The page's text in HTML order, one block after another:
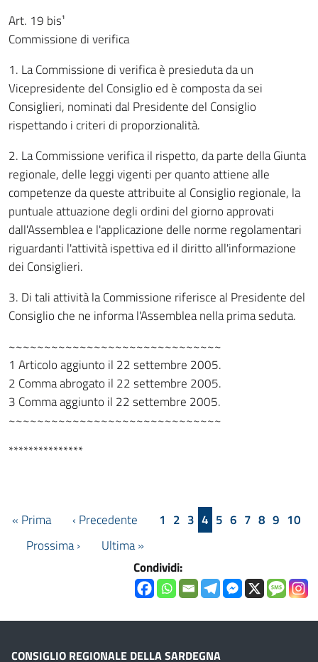
Art. 19 bis¹
Commissione di verifica
1. La Commissione di verifica è presieduta da un
Vicepresidente del Consiglio ed è composta da sei
Consiglieri, nominati dal Presidente del Consiglio
rispettando i criteri di proporzionalità.
2. La Commissione verifica il rispetto, da parte della Giunta
regionale, delle leggi vigenti per quanto attiene alle
competenze da queste attribuite al Consiglio regionale, la
puntuale attuazione degli ordini del giorno approvati
dall'Assemblea e l'applicazione delle norme regolamentari
riguardanti l'attività ispettiva ed il diritto all'informazione
dei Consiglieri.
3. Di tali attività la Commissione riferisce al Presidente del
Consiglio che ne informa l'Assemblea nella prima seduta.
~~~~~~~~~~~~~~~~~~~~~~~~~~~~~~
1 Articolo aggiunto il 22 settembre 2005.
2 Comma abrogato il 22 settembre 2005.
3 Comma aggiunto il 22 settembre 2005.
~~~~~~~~~~~~~~~~~~~~~~~~~~~~~~
***************
« Prima ‹ Precedente 1 2 3 4 5 6 7 8 9 10
Prossima ›
Ultima »
Condividi:
CONSIGLIO REGIONALE DELLA SARDEGNA